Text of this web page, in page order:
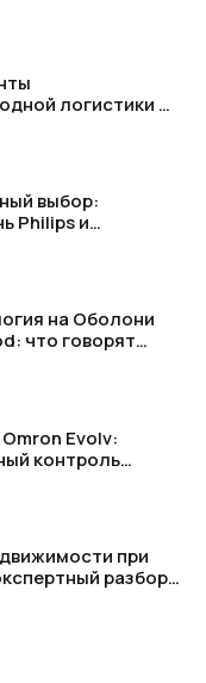
логистики —
выбор:
Philips и
на Оболони
что говорят
Evolv:
контроль
при
разбор